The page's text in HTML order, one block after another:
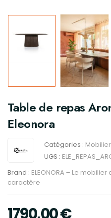
Table de repas
Eleonora
Catégories : Mobilier
UGS :
Brand : ELEONORA – Le
caractère
1790,00€